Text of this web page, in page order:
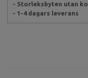
- Storleksbyten utan
- 1-4 dagars leverans